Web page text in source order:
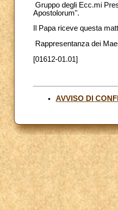
Gruppo degli Ecc.mi
Apostolorum".
Il Papa riceve questa
Rappresentanza dei
[01612-01.01]
AVVISO DI